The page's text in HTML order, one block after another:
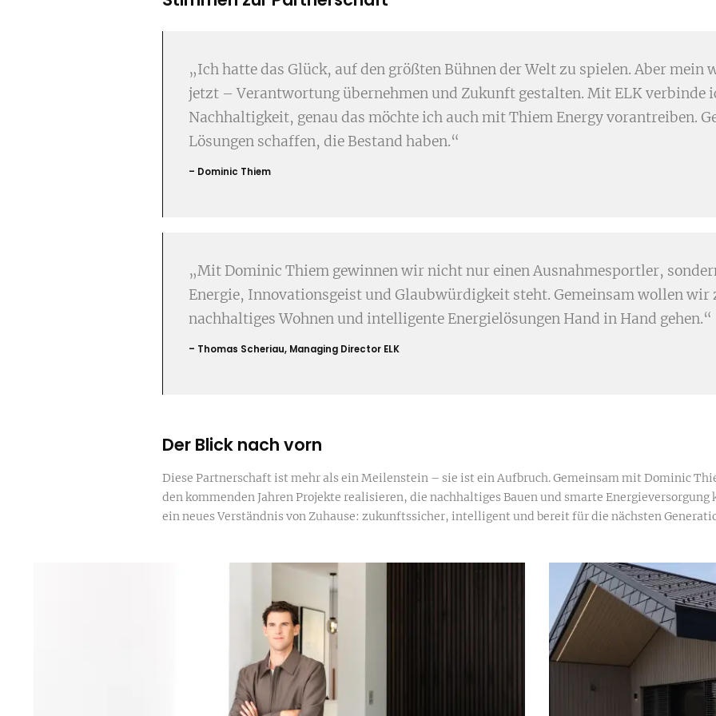
„Ich hatte das Glück, auf den größten Bühnen der Welt zu spielen. Aber mein
jetzt – Verantwortung übernehmen und Zukunft gestalten. Mit ELK verbinde
Nachhaltigkeit, genau das möchte ich auch mit Thiem Energy vorantreiben.
Lösungen schaffen, die Bestand haben.“
– Dominic Thiem
„Mit Dominic Thiem gewinnen wir nicht nur einen Ausnahmesportler,
Energie, Innovationsgeist und Glaubwürdigkeit steht. Gemeinsam wollen wir
nachhaltiges Wohnen und intelligente Energielösungen Hand in Hand gehen.“
– Thomas Scheriau, Managing Director ELK
Der Blick nach vorn
Diese Partnerschaft ist mehr als ein Meilenstein – sie ist ein Aufbruch. Gemeinsam mit Dominic
den kommenden Jahren Projekte realisieren, die nachhaltiges Bauen und smarte Energieversorgung
ein neues Verständnis von Zuhause: zukunftssicher, intelligent und bereit für die nächsten